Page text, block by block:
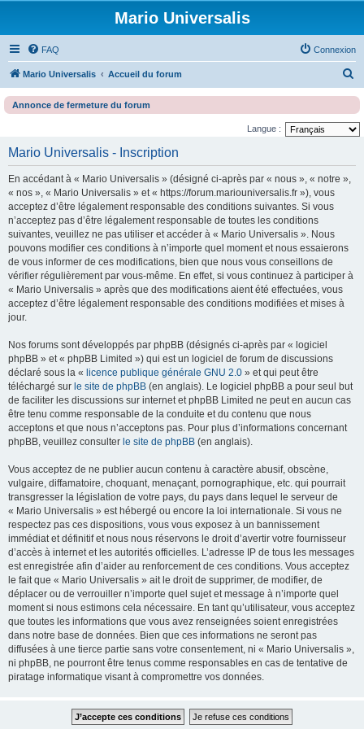
Mario Universalis
FAQ Connexion
Mario Universalis Accueil du forum
c
h
Annonce de fermeture du forum
Langue :
Mario Universalis - Inscription
En accédant à « Mario Universalis » (désigné ci-après par « nous », « notre »,
« nos », « Mario Universalis » et « https://forum.mariouniversalis.fr »), vous
acceptez d’être légalement responsable des conditions suivantes. Si vous
n’acceptez pas d’être légalement responsable de toutes les conditions
suivantes, veuillez ne pas utiliser et accéder à « Mario Universalis ». Nous
pouvons modifier ces conditions à n’importe quel moment et nous essaierons
de vous informer de ces modifications, bien que nous vous conseillons de
vérifier régulièrement par vous-même. En effet, si vous continuez à participer à
« Mario Universalis » après que des modifications aient été effectuées, vous
acceptez d’être légalement responsable des conditions modifiées et mises à
jour.
Nos forums sont développés par phpBB (désignés ci-après par « logiciel
phpBB » et « phpBB Limited ») qui est un logiciel de forum de discussions
déclaré sous la « licence publique générale GNU 2.0 » et qui peut être
téléchargé sur le site de phpBB (en anglais). Le logiciel phpBB a pour seul but
de faciliter les discussions sur internet et phpBB Limited ne peut en aucun cas
être tenu comme responsable de la conduite et du contenu que nous
acceptons et que nous n’acceptons pas. Pour plus d’informations concernant
phpBB, veuillez consulter le site de phpBB (en anglais).
Vous acceptez de ne publier aucun contenu à caractère abusif, obscène,
vulgaire, diffamatoire, choquant, menaçant, pornographique, etc. qui pourrait
transgresser la législation de votre pays, du pays dans lequel le serveur de
« Mario Universalis » est hébergé ou encore la loi internationale. Si vous ne
respectez pas ces dispositions, vous vous exposez à un bannissement
immédiat et définitif et nous nous réservons le droit d’avertir votre fournisseur
d’accès à internet et les autorités officielles. L’adresse IP de tous les messages
est enregistrée afin d’aider au renforcement de ces conditions. Vous acceptez
le fait que « Mario Universalis » ait le droit de supprimer, de modifier, de
déplacer ou de verrouiller n’importe quel sujet et message à n’importe quel
moment si nous estimons cela nécessaire. En tant qu’utilisateur, vous acceptez
que toutes les informations que vous avez renseignées soient enregistrées
dans notre base de données. Bien que ces informations ne seront pas
diffusées à une tierce partie sans votre consentement, ni « Mario Universalis »,
ni phpBB, ne pourront être tenus comme responsables en cas de tentative de
piratage informatique visant à compromettre vos données.